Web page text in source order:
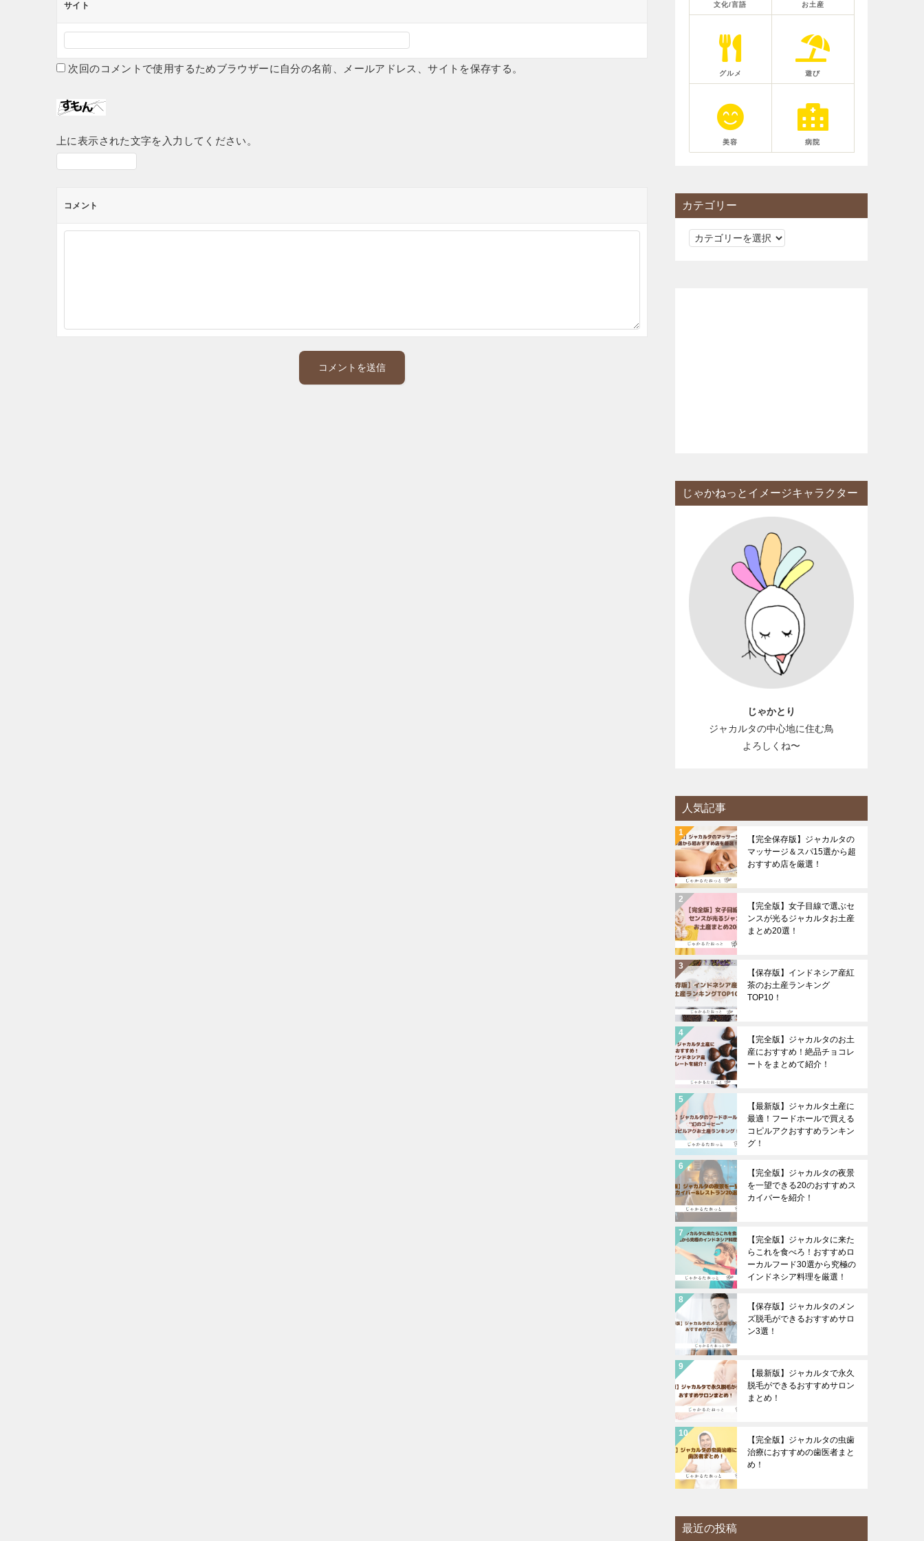
サイト
次回のコメントで使用するためブラウザーに自分の名前、メールアドレス、サイトを保存する。
上に表示された文字を入力してください。
コメント
文化/言語 お土産
グルメ 遊び
美容 病院
カテゴリー
カ
じゃかねっとイメージキャラクター
じゃかとり
ジャカルタの中心地に住む鳥
よろしくね〜
人気記事
【完全保存版】ジャカルタの
マッサージ＆スパ15選から超
おすすめ店を厳選！
【完全版】女子目線で選ぶセ
ンスが光るジャカルタお土産
まとめ20選！
【保存版】インドネシア産紅
茶のお土産ランキング
TOP10！
【完全版】ジャカルタのお土
産におすすめ！絶品チョコレ
ートをまとめて紹介！
【最新版】ジャカルタ土産に
最適！フードホールで買える
コピルアクおすすめランキン
グ！
【完全版】ジャカルタの夜景
を一望できる20のおすすめス
カイバーを紹介！
【完全版】ジャカルタに来た
らこれを食べろ！おすすめロ
ーカルフード30選から究極の
インドネシア料理を厳選！
【保存版】ジャカルタのメン
ズ脱毛ができるおすすめサロ
ン3選！
【最新版】ジャカルタで永久
脱毛ができるおすすめサロン
まとめ！
【完全版】ジャカルタの虫歯
治療におすすめの歯医者まと
め！
最近の投稿